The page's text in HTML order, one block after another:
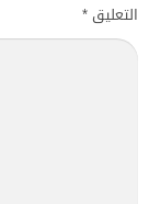
التعليق *